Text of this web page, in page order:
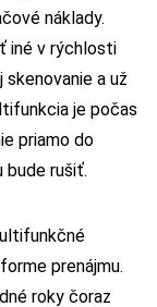
náklady.
iné v rýchlosti
a už
je počas
priamo do
bude rušiť.
prenájmu.
roky čoraz